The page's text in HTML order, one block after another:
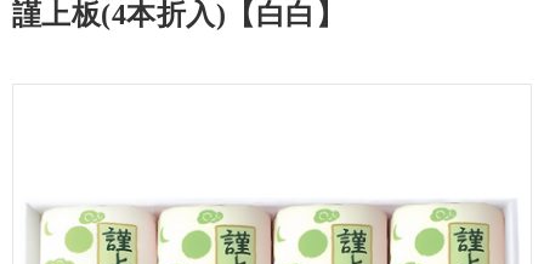
謹上板(4本折入)【白白】